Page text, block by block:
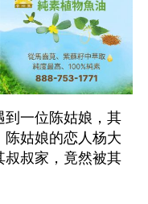
到一位陈姑娘，其
姑娘的恋人杨大
叔叔家，竟然被其